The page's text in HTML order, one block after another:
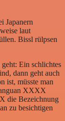
Japanern
laut
Bissl rülpsen
geht: Ein schlichtes
dann geht auch
ist, müsste man
XXXX
die Bezeichnung
zu besichtigen